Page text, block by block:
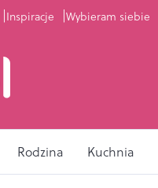
Inspiracje Wybieram siebie
Rodzina Kuchnia